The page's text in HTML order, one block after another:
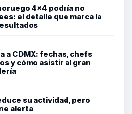
4×4 podría no
el detalle que marca la
a CDMX: fechas, chefs
y cómo asistir al gran
su actividad, pero
alerta